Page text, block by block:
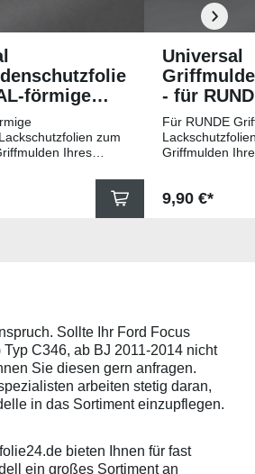
förmige
zum
Ihres
Kratzer in den
Pads sind 78mm
benetzen,
auflegen und mittig
anschließend die
mittels Fön
von der Mitte
Richtungen
uns bitte
Universal
- für
Für RUNDE
Griffmulden
Die Pads sind
Schutzpads
sollten die
Griffmulden
Aussenrändern
mindestens
Folie mit
beigelegter
Regulärer
9,90 €*
Sollte Ihr Ford Focus
Typ C346, ab BJ 2011-2014 nicht
Sie diesen gern anfragen.
arbeiten stetig daran,
in das Sortiment einzupflegen.
bieten Ihnen für fast
ein großes Sortiment an